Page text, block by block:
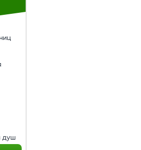
душ